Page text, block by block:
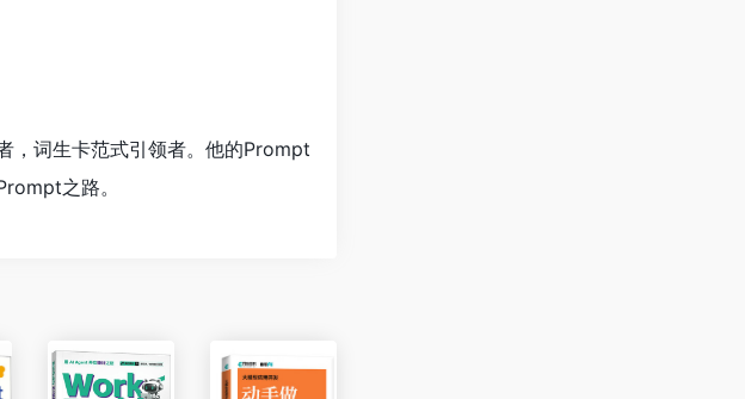
，词生卡范式引领者。他的Prompt
之路。